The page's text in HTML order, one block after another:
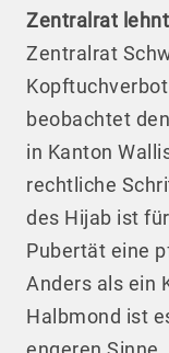
Zentralrat
Zentralrat
beobachtet
in Kanton
rechtliche
des Hijab ist
Pubertät eine
Anders als ein
Halbmond ist